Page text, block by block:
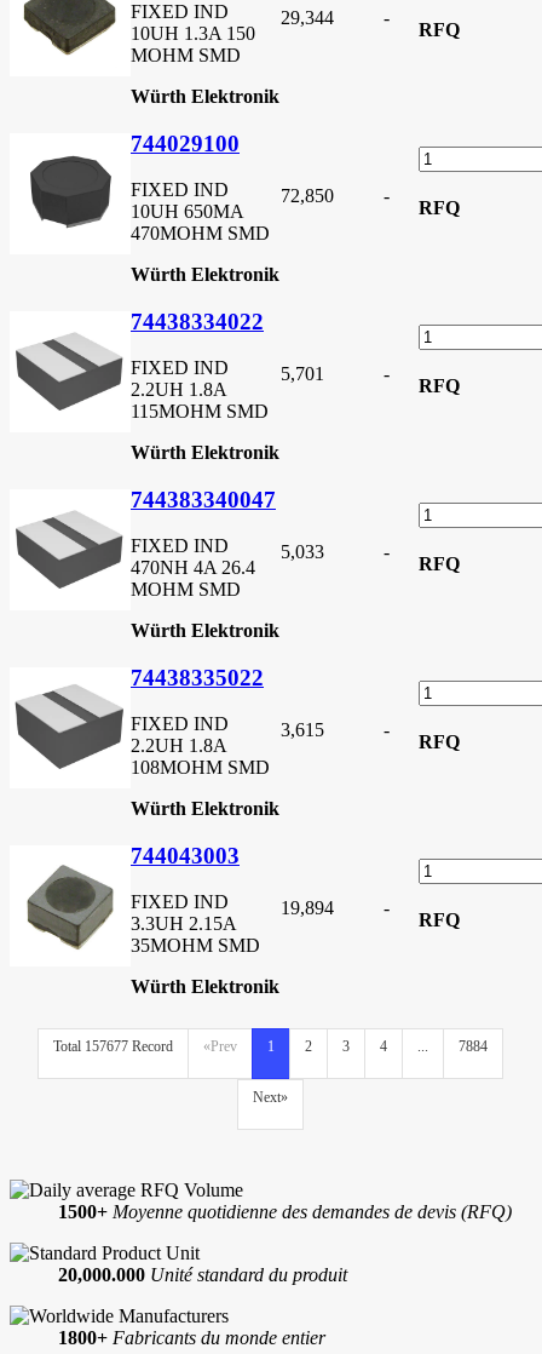
FIXED IND
10UH 1.3A 150
MOHM SMD
Würth Elektronik
29,344 -
RFQ
744029100
FIXED IND
10UH 650MA
470MOHM SMD
Würth Elektronik
72,850 -
RFQ
74438334022
FIXED IND
2.2UH 1.8A
115MOHM SMD
Würth Elektronik
5,701 -
RFQ
744383340047
FIXED IND
470NH 4A 26.4
MOHM SMD
Würth Elektronik
5,033 -
RFQ
74438335022
FIXED IND
2.2UH 1.8A
108MOHM SMD
Würth Elektronik
3,615 -
RFQ
744043003
FIXED IND
3.3UH 2.15A
35MOHM SMD
Würth Elektronik
19,894 -
RFQ
Total 157677 Record «Prev 1 2 3 4 ... 7884
Next»
1500+ Moyenne quotidienne des demandes de devis (RFQ)
20,000.000 Unité standard du produit
1800+ Fabricants du monde entier